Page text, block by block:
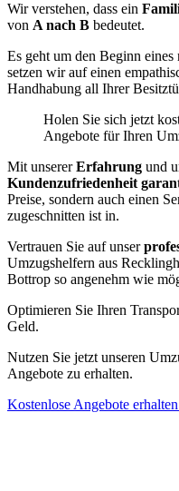
Wir verstehen, dass ein
von A nach B bedeutet.
Es geht um den Beginn
setzen wir auf einen
Handhabung all Ihrer
Holen Sie sich jetzt
Angebote für Ihren
Mit unsererErfahrung und
Kundenzufriedenheit
Preise, sondern auch einen
zugeschnitten ist in.
Vertrauen Sie auf unser
Umzugshelfern aus
Bottrop so angenehm wie
Optimieren Sie Ihren
Geld.
Nutzen Sie jetzt unseren
Angebote zu erhalten.
Kostenlose Angebote